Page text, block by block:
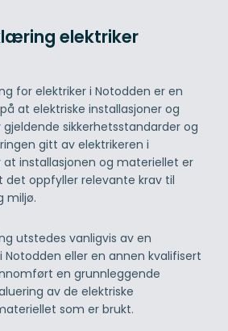
elektriker
for elektriker i Notodden er en
at elektriske installasjoner og
sikkerhetsstandarder og
gitt av elektrikeren i
installasjonen og materiellet er
det oppfyller relevante krav til
miljø.
utstedes vanligvis av en
Notodden eller en annen kvalifisert
en grunnleggende
av de elektriske
som er brukt.